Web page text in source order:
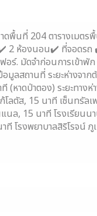
ดพื้นที่ 204 ตารางเมตร
✔️ 2 ห้องนอน✔️ ที่จอดร
ร์. มัดจำก่อนการเข้าพั
ลสถานที่ ระยะห่างจาก
(หาดป่าตอง) ระยะทาง
ลตัส, 15 นาที เซ็นทรัล
นล, 15 นาที โรงเรียนน
ที โรงพยาบาลสิริโรจน์